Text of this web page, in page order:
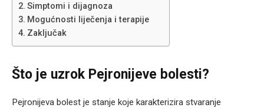
Simptomi i dijagnoza
Mogućnosti liječenja i terapije
Zaključak
Što je uzrok Pejronijeve bolesti?
Pejronijeva bolest je stanje koje karakterizira stvaranje